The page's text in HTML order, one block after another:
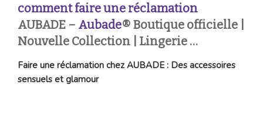
comment faire une réclamation
AUBADE – Aubade® Boutique officielle |
Nouvelle Collection | Lingerie …
Faire une réclamation chez AUBADE : Des accessoires
sensuels et glamour